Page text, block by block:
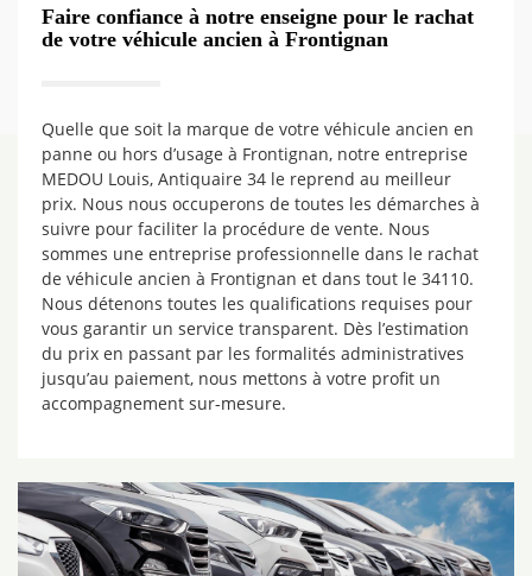
Faire confiance à notre enseigne pour le rachat
de votre véhicule ancien à Frontignan
Quelle que soit la marque de votre véhicule ancien en
panne ou hors d’usage à Frontignan, notre entreprise
MEDOU Louis, Antiquaire 34 le reprend au meilleur
prix. Nous nous occuperons de toutes les démarches à
suivre pour faciliter la procédure de vente. Nous
sommes une entreprise professionnelle dans le rachat
de véhicule ancien à Frontignan et dans tout le 34110.
Nous détenons toutes les qualifications requises pour
vous garantir un service transparent. Dès l’estimation
du prix en passant par les formalités administratives
jusqu’au paiement, nous mettons à votre profit un
accompagnement sur-mesure.